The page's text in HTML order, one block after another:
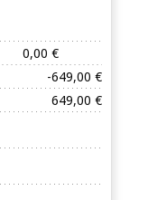
0,00 €
-649,00 €
649,00 €